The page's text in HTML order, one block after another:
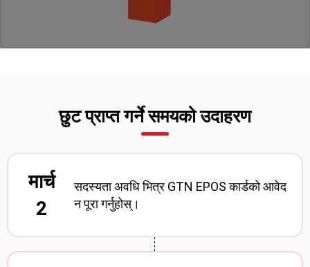
छुट प्राप्त गर्ने समयको उदाहरण
मार्च
2
सदस्यता अवधि भित्र GTN EPOS कार्डको आवेद
न पूरा गर्नुहोस्।